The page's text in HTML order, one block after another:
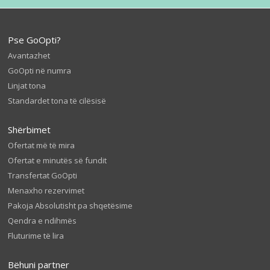
Pse GoOpti?
Avantazhet
GoOpti në numra
Linjat tona
Standardet tona të cilësisë
Shërbimet
Ofertat më të mira
Ofertat e minutës së fundit
Transfertat GoOpti
Menaxho rezervimet
Pakoja Absolutisht pa shqetësime
Qendra e ndihmës
Fluturime të lira
Bëhuni partner